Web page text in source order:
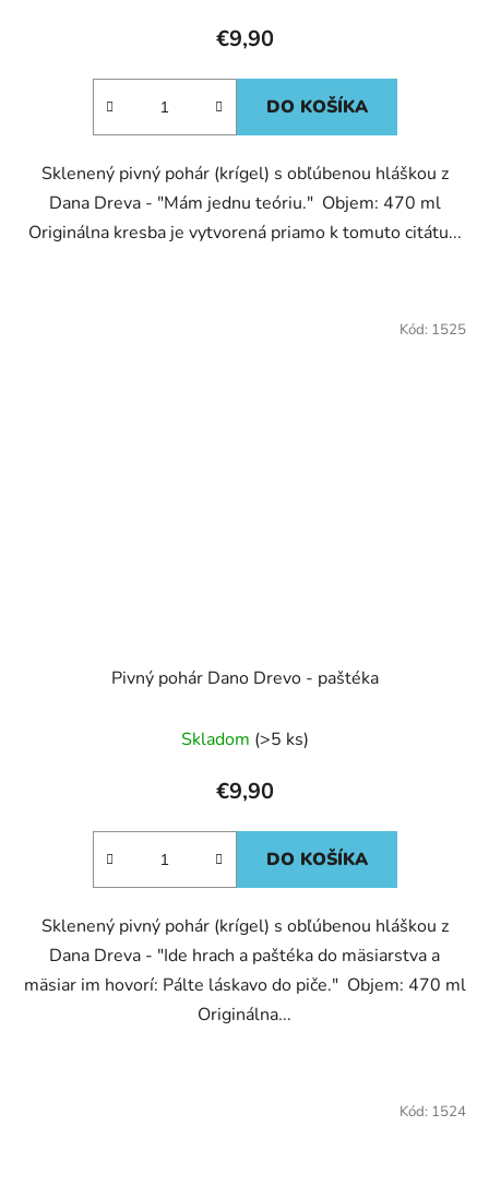
€9,90
DO KOŠÍKA
Sklenený pivný pohár (krígel) s obľúbenou hláškou z
Dana Dreva - "Mám jednu teóriu." Objem: 470 ml
Originálna kresba je vytvorená priamo k tomuto citátu...
Pivný pohár Dano Drevo - paštéka
Skladom (>5 ks)
€9,90
DO KOŠÍKA
Sklenený pivný pohár (krígel) s obľúbenou hláškou z
Dana Dreva - "Ide hrach a paštéka do mäsiarstva a
mäsiar im hovorí: Pálte láskavo do piče." Objem: 470 ml
Originálna...
Kód: 1525
Kód: 1524